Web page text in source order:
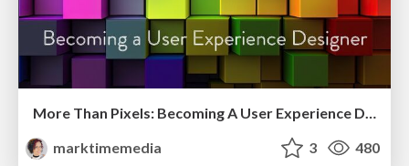
More Than Pixels: Becoming A User Experience Designer
marktimemedia
3 480